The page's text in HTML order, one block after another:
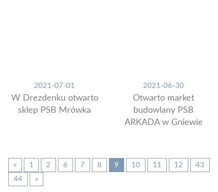
2021-07-01
W Drezdenku otwarto
sklep PSB Mrówka
2021-06-30
Otwarto market
budowlany PSB
ARKADA w Gniewie
« 1 2 6 7 8 9 10 11 12
43
44
»